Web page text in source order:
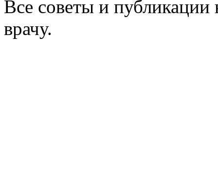
Все советы и публикации
врачу.